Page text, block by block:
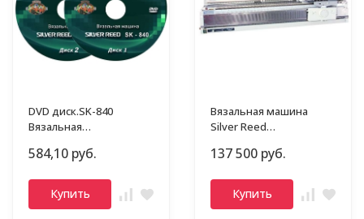
DVD диск.SK-840
Вязальная
мастерства.
584,10 руб.
Купить
Вязальная машина
Silver Reed
137 500 руб.
Купить